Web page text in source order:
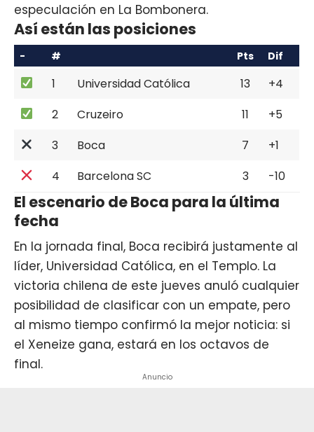
especulación en La Bombonera.
Así están las posiciones
- # Pts Dif
1 Universidad Católica 13
+4
2
Cruzeiro 11
+5
3
Boca 7
+1
4
Barcelona SC 3 -10
El escenario de Boca para la última
fecha
En la jornada final, Boca recibirá justamente al
líder, Universidad Católica, en el Templo. La
victoria chilena de este jueves anuló cualquier
posibilidad de clasificar con un empate, pero
al mismo tiempo confirmó la mejor noticia: si
el Xeneize gana, estará en los octavos de
final.
Anuncio